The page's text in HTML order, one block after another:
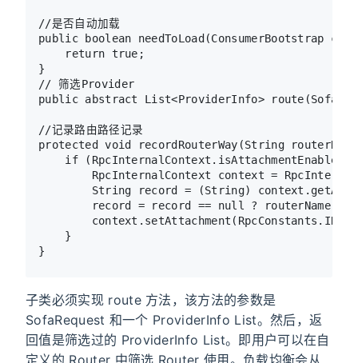
//是否自动加载
public boolean needToLoad(ConsumerBootstrap
    return true;
}
// 筛选Provider
public abstract List<ProviderInfo>
//记录路由路径记录
protected void recordRouterWay(String
if
RpcInternalContext context =
String record = (String)
record = record == null ? routerName :
    }
子类必须实现 route 方法，该方法的参数是
SofaRequest 和一个 ProviderInfo List。然后，返
回值是筛选过的 ProviderInfo List。即用户可以在自
定义的 Router 中筛选 Router 使用。负载均衡会从